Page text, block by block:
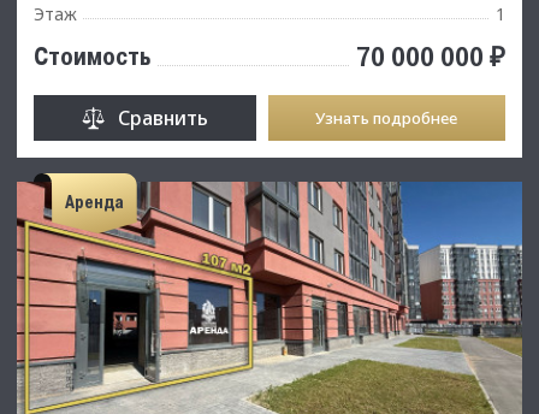
Этаж
1
Стоимость 70 000 000 ₽
Сравнить Узнать подробнее
Аренда